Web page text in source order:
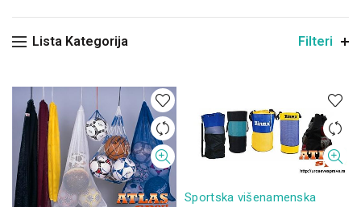
Lista Kategorija Filteri
Sportska višenamenska